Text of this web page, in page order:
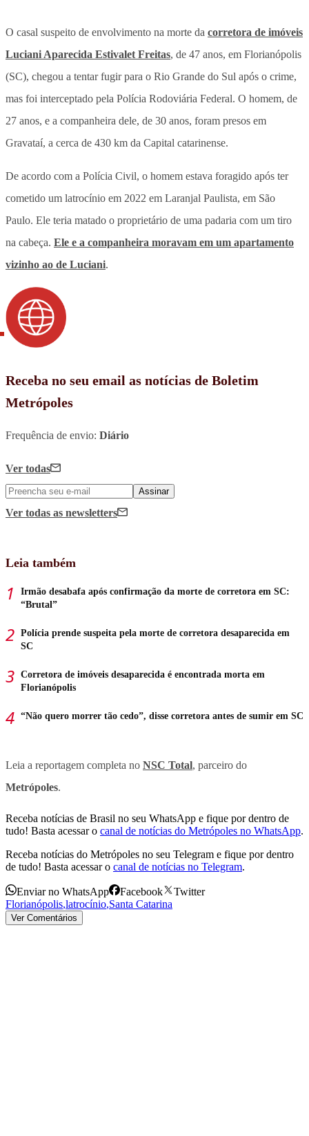
O casal suspeito de envolvimento na morte da corretora de imóveis
Luciani Aparecida Estivalet Freitas, de 47 anos, em Florianópolis
(SC), chegou a tentar fugir para o Rio Grande do Sul após o crime,
mas foi interceptado pela Polícia Rodoviária Federal. O homem, de
27 anos, e a companheira dele, de 30 anos, foram presos em
Gravataí, a cerca de 430 km da Capital catarinense.
De acordo com a Polícia Civil, o homem estava foragido após ter
cometido um latrocínio em 2022 em Laranjal Paulista, em São
Paulo. Ele teria matado o proprietário de uma padaria com um tiro
na cabeça. Ele e a companheira moravam em um apartamento
vizinho ao de Luciani.
Receba no seu email as notícias de Boletim
Metrópoles
Frequência de envio: Diário
Ver todas
Assinar
Ver todas as newsletters
Leia também
Irmão desabafa após confirmação da morte de corretora em SC:
“Brutal”
Polícia prende suspeita pela morte de corretora desaparecida em
SC
Corretora de imóveis desaparecida é encontrada morta em
Florianópolis
“Não quero morrer tão cedo”, disse corretora antes de sumir em SC
Leia a reportagem completa no NSC Total, parceiro do
Metrópoles.
Receba notícias de Brasil no seu WhatsApp e fique por dentro de
tudo! Basta acessar o canal de notícias do Metrópoles no WhatsApp.
Receba notícias do Metrópoles no seu Telegram e fique por dentro
de tudo! Basta acessar o canal de notícias no Telegram.
Enviar no WhatsApp Facebook
Twitter
Florianópolis,latrocínio,Santa Catarina
Ver Comentários